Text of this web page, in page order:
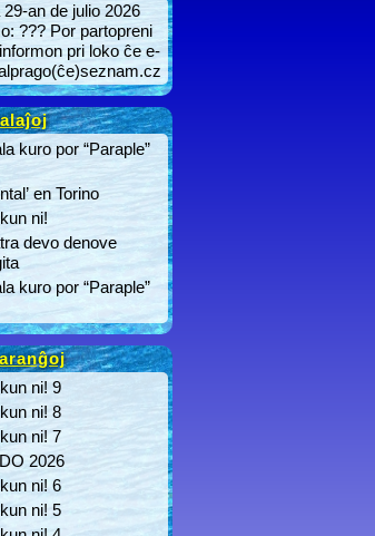
29-an de julio 2026
??? Por partopreni
pri loko ĉe e-
kuro por “Paraple”
en Torino
ni!
devo denove
kuro por “Paraple”
ni! 9
ni! 8
ni! 7
2026
ni! 6
ni! 5